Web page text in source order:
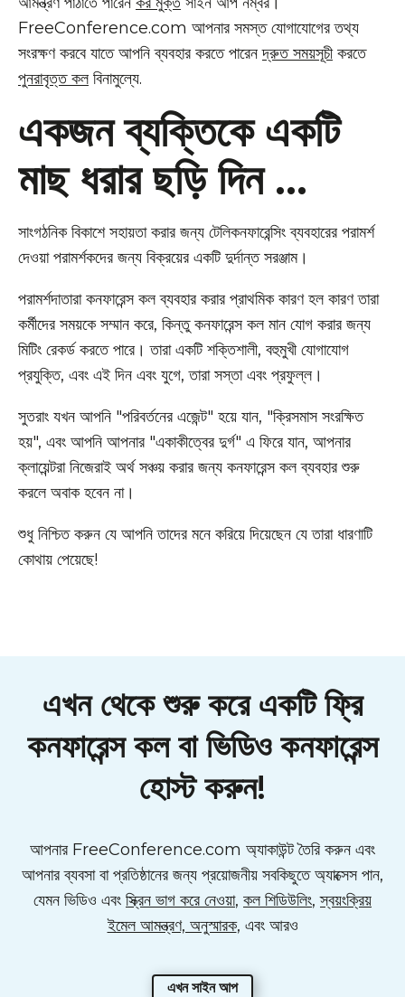
FreeConference.com আপনার সমস্ত যোগাযোগের তথ্য
সংরক্ষণ করবে যাতে আপনি ব্যবহার করতে পারেনদ্রুত সময়সূচীকরতে
পুনরাবৃত্ত কলবিনামুল্যে.
একজন ব্যক্তিকে একটি
মাছ ধরার ছড়ি দিন ...
সাংগঠনিক বিকাশে সহায়তা করার জন্য টেলিকনফারেন্সিং ব্যবহারের পরামর্শ
দেওয়া পরামর্শকদের জন্য বিক্রয়ের একটি দুর্দান্ত সরঞ্জাম।
পরামর্শদাতারা কনফারেন্স কল ব্যবহার করার প্রাথমিক কারণ হল কারণ তারা
কর্মীদের সময়কে সম্মান করে, কিন্তু কনফারেন্স কল মান যোগ করার জন্য
মিটিং রেকর্ড করতে পারে। তারা একটি শক্তিশালী, বহুমুখী যোগাযোগ
প্রযুক্তি, এবং এই দিন এবং যুগে, তারা সস্তা এবং প্রফুল্ল।
সুতরাং যখন আপনি "পরিবর্তনের এজেন্ট" হয়ে যান, "ক্রিসমাস সংরক্ষিত
হয়", এবং আপনি আপনার "একাকীত্বের দুর্গ" এ ফিরে যান, আপনার
ক্লায়েন্টরা নিজেরাই অর্থ সঞ্চয় করার জন্য কনফারেন্স কল ব্যবহার শুরু
করলে অবাক হবেন না।
শুধু নিশ্চিত করুন যে আপনি তাদের মনে করিয়ে দিয়েছেন যে তারা ধারণাটি
কোথায় পেয়েছে!
এখন থেকে শুরু করে একটি ফ্রি
কনফারেন্স কল বা ভিডিও কনফারেন্স
হোস্ট করুন!
আপনার FreeConference.com অ্যাকাউন্ট তৈরি করুন এবং
আপনার ব্যবসা বা প্রতিষ্ঠানের জন্য প্রয়োজনীয় সবকিছুতে অ্যাক্সেস পান,
যেমন ভিডিও এবং স্ক্রিন ভাগ করে নেওয়া, কল শিডিউলিং,স্বয়ংক্রিয়
ইমেল আমন্ত্রণ, অনুস্মারক, এবং আরও
এখন সাইন আপ